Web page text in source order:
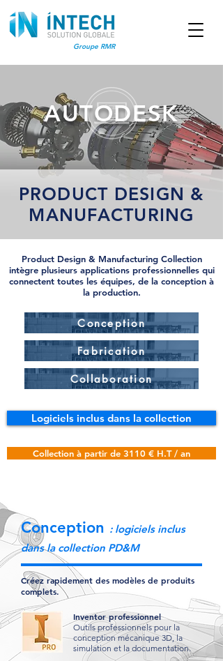
Groupe RMR
AUTODESK
PRODUCT DESIGN &
MANUFACTURING
Product Design & Manufacturing Collection
intègre plusieurs applications professionnelles qui
connectent toutes les équipes, de la conception à
la production.
Conception
Fabrication
Collaboration
Logiciels inclus dans la collection
Collection à partir de 3110 € H.T / an
Conception : logiciels inclus
dans la collection PD&M
Créez rapidement des modèles de produits
complets.
Inventor professionnel
Outils professionnels pour la
conception mécanique 3D, la
simulation et la documentation.